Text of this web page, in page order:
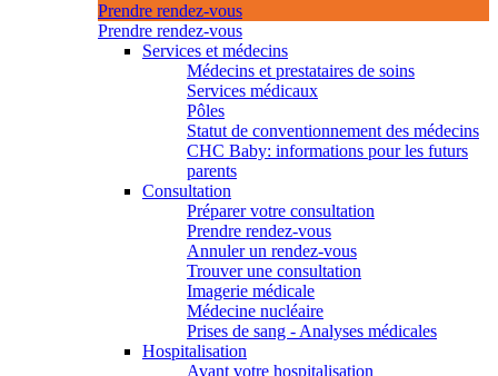
Prendre rendez-vous
Prendre rendez-vous
Services et médecins
Médecins et prestataires de soins
Services médicaux
Pôles
Statut de conventionnement des médecins
CHC Baby: informations pour les futurs
parents
Consultation
Préparer votre consultation
Prendre rendez-vous
Annuler un rendez-vous
Trouver une consultation
Imagerie médicale
Médecine nucléaire
Prises de sang - Analyses médicales
Hospitalisation
Avant votre hospitalisation